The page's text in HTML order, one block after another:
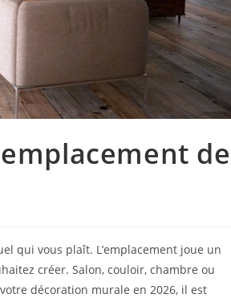
de
qui vous plaît. L’emplacement joue un
créer. Salon, couloir, chambre ou
décoration murale en 2026, il est